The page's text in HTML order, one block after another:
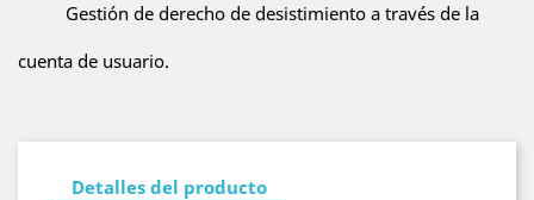
Gestión de derecho de desistimiento a través de la
cuenta de usuario.
Detalles del producto